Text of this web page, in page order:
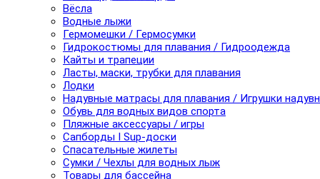
Вёсла
Водные лыжи
Гермомешки / Гермосумки
Гидрокостюмы для плавания / Гидроодежда
Кайты и трапеции
Ласты, маски, трубки для плавания
Лодки
Надувные матрасы для плавания / Игрушки
Обувь для водных видов спорта
Пляжные аксессуары / игры
Сапборды I Sup-доски
Спасательные жилеты
Сумки / Чехлы для водных лыж
Товары для бассейна